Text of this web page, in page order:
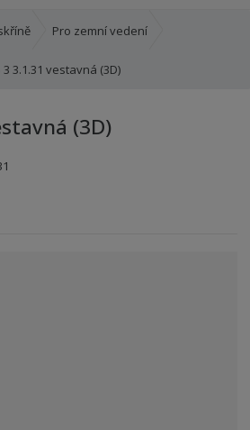
Pro zemní vedení
3 3.1.31 vestavná (3D)
(3D)